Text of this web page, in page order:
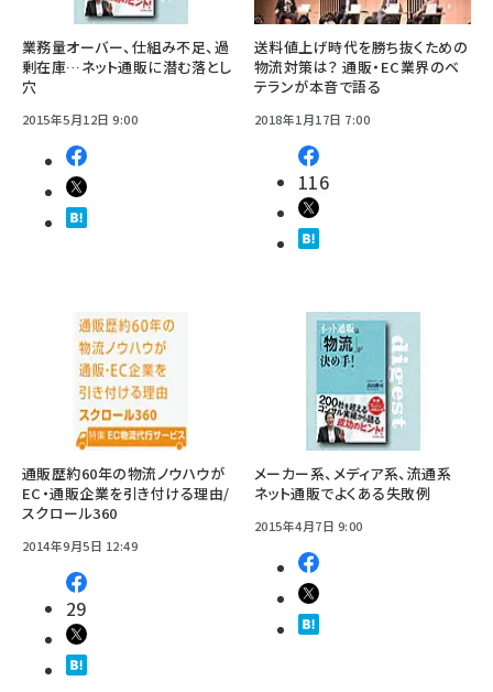
業務量オーバー、仕組み不足、過
剰在庫…ネット通販に潜む落とし
穴
2015年5月12日 9:00
送料値上げ時代を勝ち抜くための
物流対策は？ 通販・EC業界のベ
テランが本音で語る
2018年1月17日 7:00
116
通販歴約60年の物流ノウハウが
EC・通販企業を引き付ける理由/
スクロール360
2014年9月5日 12:49
29
メーカー系、メディア系、流通系
ネット通販でよくある失敗例
2015年4月7日 9:00